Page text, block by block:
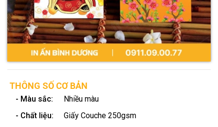
THÔNG SỐ CƠ BẢN
- Màu sắc:
Nhiều màu
- Chất liệu:
Giấy Couche 250gsm